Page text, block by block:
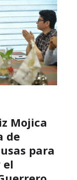
Mojica
de
para
el